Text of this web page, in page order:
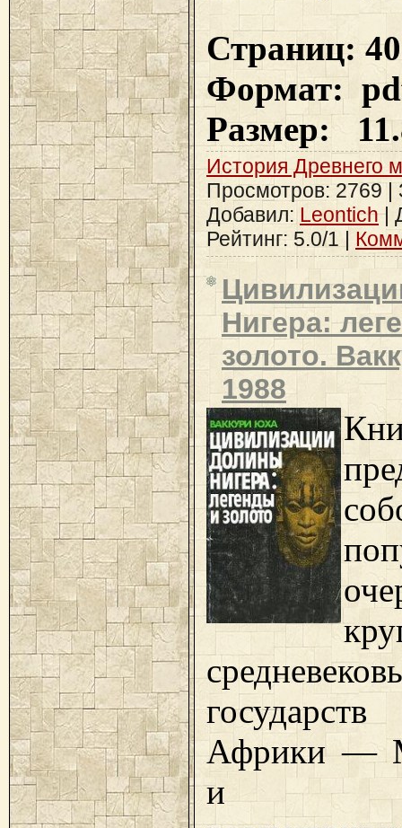
Страниц: 40
Формат:
Размер:
История Древнего
Просмотров: 2769 |
Добавил: Leontich|
Рейтинг: 5.0/1 |
Нигера:
золото.
1988
Африки —
и